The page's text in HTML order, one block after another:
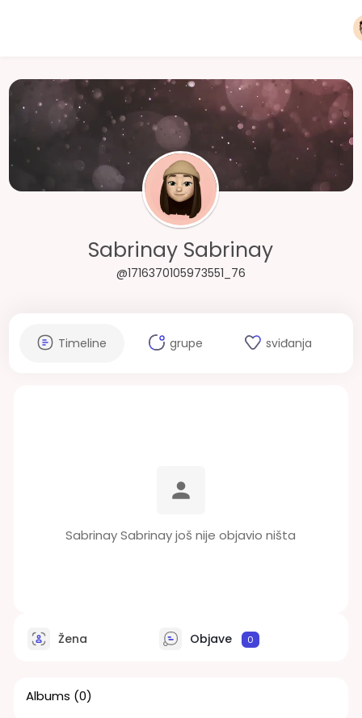
Sabrinay Sabrinay
@1716370105973551_76
Timeline grupe sviđanja
Sabrinay Sabrinay još nije objavio ništa
Žena Objave 0
Albums (0)